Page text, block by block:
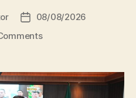
Post08/08/2026
on
Gas
Targetkan